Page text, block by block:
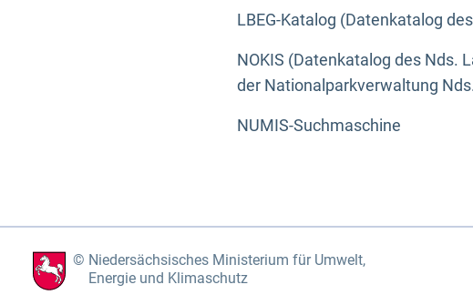
LBEG-Katalog (Datenkatalog
NOKIS (Datenkatalog des Nds.
der Nationalparkverwaltung
NUMIS-Suchmaschine
Niedersächsisches Ministerium für Umwelt,
Energie und Klimaschutz